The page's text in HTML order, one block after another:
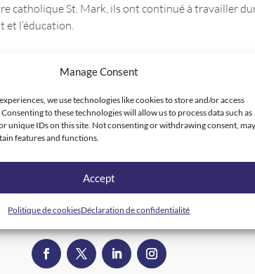
Manage Consent
we use technologies like cookies to store and/or access
to these technologies will allow us to process data such as
unique IDs on this site. Not consenting or withdrawing consent, may
features and functions.
Accept
Politique de cookiesDéclaration de confidentialité
catholique St. Mark, ils ont continué à travailler
et l’éducation.